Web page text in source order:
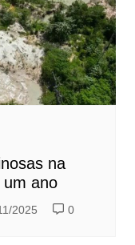
na
ano
2025 0